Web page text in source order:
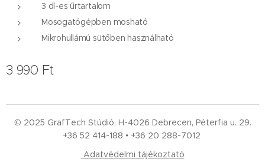
3 dl-es űrtartalom
Mosogatógépben mosható
Mikrohullámú sütőben használható
3 990 Ft
© 2025 GrafTech Stúdió, H-4026 Debrecen, Péterfia u. 29.
+36 52 414-188 • +36 20 288-7012
Adatvédelmi tájékoztató